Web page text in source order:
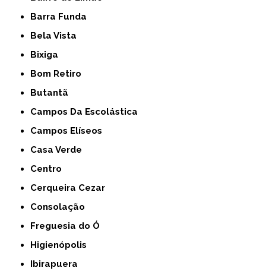
Barra Funda
Bela Vista
Bixiga
Bom Retiro
Butantã
Campos Da Escolástica
Campos Elíseos
Casa Verde
Centro
Cerqueira Cezar
Consolação
Freguesia do Ó
Higienópolis
Ibirapuera